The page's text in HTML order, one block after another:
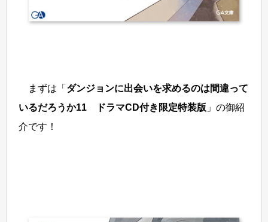
まずは「 ダンジョンに出会いを求めるのは間違って
いるだろうか11 ドラマCD付き限定特装版 」の御紹
介です！